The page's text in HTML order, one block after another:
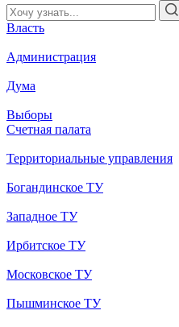
Власть
Администрация
Дума
Выборы
Счетная палата
Территориальные управления
Богандинское ТУ
Западное ТУ
Ирбитское ТУ
Московское ТУ
Пышминское ТУ